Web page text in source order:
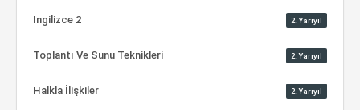
Ingilizce 2 2.Yarıyıl
Toplantı Ve Sunu Teknikleri 2.Yarıyıl
Halkla İlişkiler 2.Yarıyıl